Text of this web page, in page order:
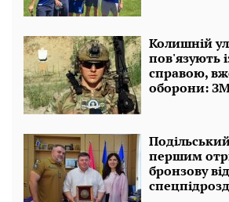
Колишній
пов'язують
справою,
оборони:
першим
бронзову